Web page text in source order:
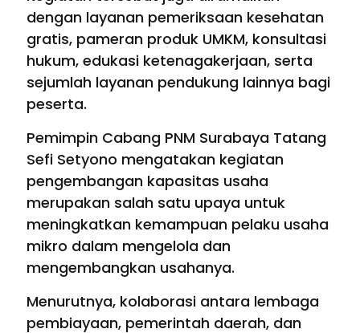
dengan layanan pemeriksaan kesehatan
gratis, pameran produk UMKM, konsultasi
hukum, edukasi ketenagakerjaan, serta
sejumlah layanan pendukung lainnya bagi
peserta.
Pemimpin Cabang PNM Surabaya Tatang
Sefi Setyono mengatakan kegiatan
pengembangan kapasitas usaha
merupakan salah satu upaya untuk
meningkatkan kemampuan pelaku usaha
mikro dalam mengelola dan
mengembangkan usahanya.
Menurutnya, kolaborasi antara lembaga
pembiayaan, pemerintah daerah, dan